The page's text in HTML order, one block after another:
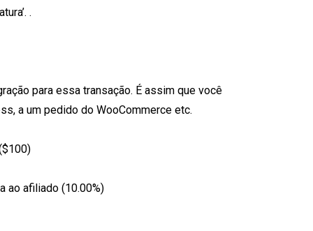
.
para essa transação. É assim que você
a um pedido do WooCommerce etc.
ao afiliado (10.00%)